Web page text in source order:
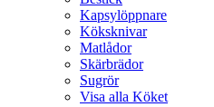
Kapsylöppnare
Köksknivar
Matlådor
Skärbrädor
Sugrör
Visa alla Köket